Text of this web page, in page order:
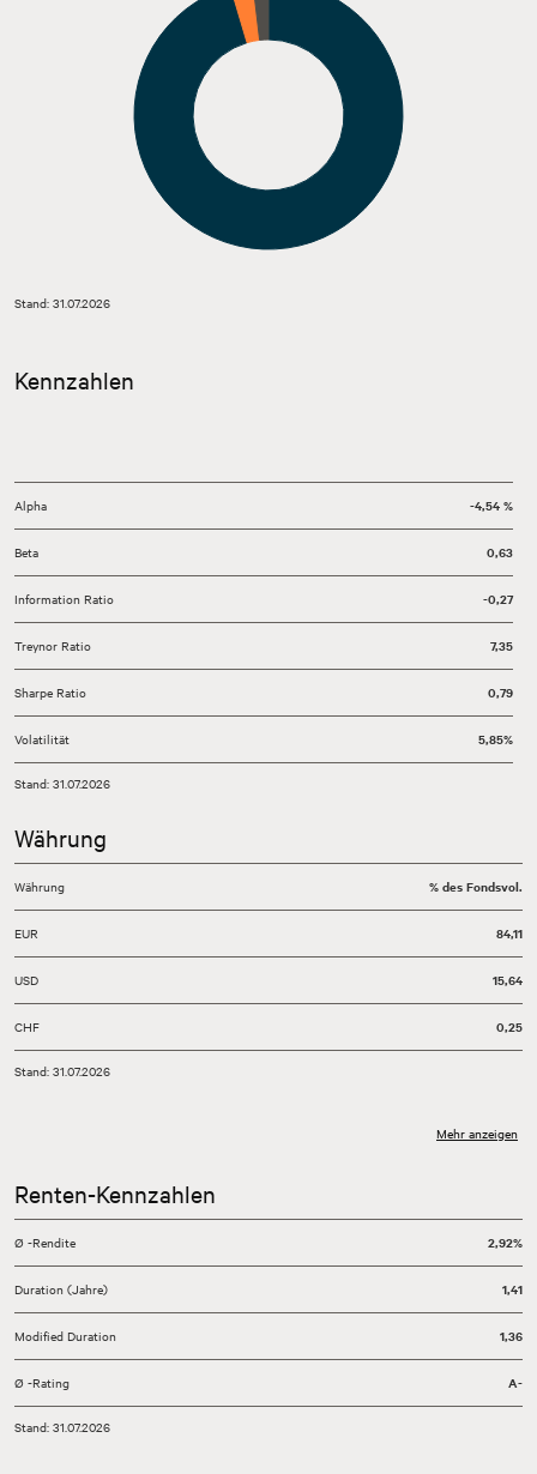
Stand: 31.07.2026
Kennzahlen
Alpha -4,54 %
Beta 0,63
Information Ratio -0,27
Treynor Ratio 7,35
Sharpe Ratio 0,79
Volatilität 5,85%
Stand: 31.07.2026
Währung
Währung % des Fondsvol.
EUR 84,11
USD 15,64
CHF 0,25
Stand: 31.07.2026
Mehr anzeigen
Renten-Kennzahlen
Ø -Rendite 2,92%
Duration (Jahre) 1,41
Modified Duration 1,36
Ø -Rating A-
Stand: 31.07.2026